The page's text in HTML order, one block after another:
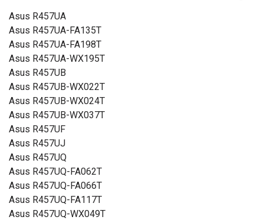
Lue ominaisuuksien merkityksestä
Asus R457UA
Asus R457UA-FA135T
Asus R457UA-FA198T
Asus R457UA-WX195T
Asus R457UB
Asus R457UB-WX022T
Asus R457UB-WX024T
Asus R457UB-WX037T
Asus R457UF
Asus R457UJ
Asus R457UQ
Asus R457UQ-FA062T
Asus R457UQ-FA066T
Asus R457UQ-FA117T
Asus R457UQ-WX049T